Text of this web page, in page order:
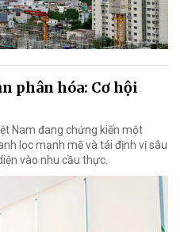
phân hóa: Cơ hội
Nam đang chứng kiến một
lọc mạnh mẽ và tái định vị sâu
vào nhu cầu thực.